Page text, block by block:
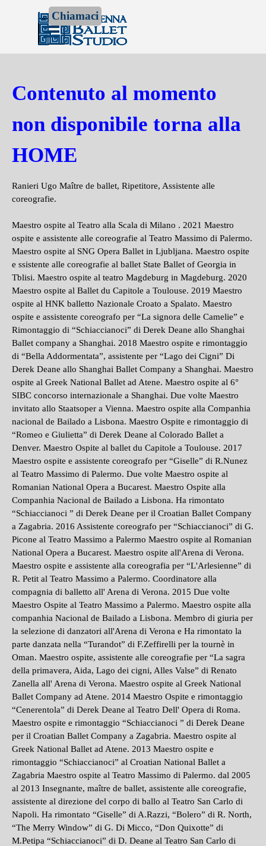
Vai ai contenuti
Chiamaci
Salta menù
Contenuto al momento
non disponibile torna alla
HOME
Ranieri Ugo Maître de ballet, Ripetitore, Assistente alle
coreografie.
Maestro ospite al Teatro alla Scala di Milano . 2021 Maestro
ospite e assistente alle coreografie al Teatro Massimo di Palermo.
Maestro ospite al SNG Opera Ballet in Ljubljana. Maestro ospite
e ssistente alle coreografie al ballet State Ballet of Georgia in
Tblisi. Maestro ospite al teatro Magdeburg in Magdeburg. 2020
Maestro ospite al Ballet du Capitole a Toulouse. 2019 Maestro
ospite al HNK balletto Nazionale Croato a Spalato. Maestro
ospite e assistente coreografo per “La signora delle Camelie” e
Rimontaggio di “Schiaccianoci” di Derek Deane allo Shanghai
Ballet company a Shanghai. 2018 Maestro ospite e rimontaggio
di “Bella Addormentata”, assistente per “Lago dei Cigni” Di
Derek Deane allo Shanghai Ballet Company a Shanghai. Maestro
ospite al Greek National Ballet ad Atene. Maestro ospite al 6°
SIBC concorso internazionale a Shanghai. Due volte Maestro
invitato allo Staatsoper a Vienna. Maestro ospite alla Companhia
nacional de Bailado a Lisbona. Maestro Ospite e rimontaggio di
“Romeo e Giulietta” di Derek Deane al Colorado Ballet a
Denver. Maestro Ospite al ballet du Capitole a Toulouse. 2017
Maestro ospite e assistente coreografo per “Giselle” di R.Nunez
al Teatro Massimo di Palermo. Due volte Maestro ospite al
Romanian National Opera a Bucarest. Maestro Ospite alla
Companhia Nacional de Bailado a Lisbona. Ha rimontato
“Schiaccianoci ” di Derek Deane per il Croatian Ballet Company
a Zagabria. 2016 Assistente coreografo per “Schiaccianoci” di G.
Picone al Teatro Massimo a Palermo Maestro ospite al Romanian
National Opera a Bucarest. Maestro ospite all'Arena di Verona.
Maestro ospite e assistente alla coreografia per “L'Arlesienne” di
R. Petit al Teatro Massimo a Palermo. Coordinatore alla
compagnia di balletto all' Arena di Verona. 2015 Due volte
Maestro Ospite al Teatro Massimo a Palermo. Maestro ospite alla
companhia Nacional de Bailado a Lisbona. Membro di giuria per
la selezione di danzatori all'Arena di Verona e Ha rimontato la
parte danzata nella “Turandot” di F.Zeffirelli per la tournè in
Oman. Maestro ospite, assistente alle coreografie per “La sagra
della primavera, Aida, Lago dei cigni, Alles Valse” di Renato
Zanella all' Arena di Verona. Maestro ospite al Greek National
Ballet Company ad Atene. 2014 Maestro Ospite e rimontaggio
“Cenerentola” di Derek Deane al Teatro Dell' Opera di Roma.
Maestro ospite e rimontaggio “Schiaccianoci ” di Derek Deane
per il Croatian Ballet Company a Zagabria. Maestro ospite al
Greek National Ballet ad Atene. 2013 Maestro ospite e
rimontaggio “Schiaccianoci” al Croatian National Ballet a
Zagabria Maestro ospite al Teatro Massimo di Palermo. dal 2005
al 2013 Insegnante, maître de ballet, assistente alle coreografie,
assistente al direzione del corpo di ballo al Teatro San Carlo di
Napoli. Ha rimontato “Giselle” di A.Razzi, “Bolero” di R. North,
“The Merry Window” di G. Di Micco, “Don Quixotte” di
M.Petipa “Schiaccianoci” di D. Deane al Teatro San Carlo di